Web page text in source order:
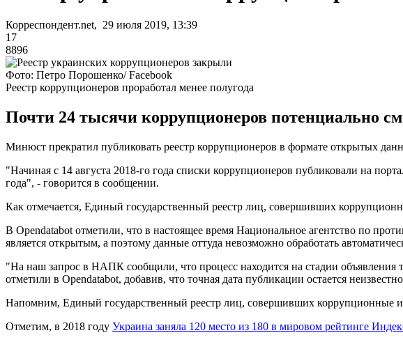
Корреспондент.net, 29 июля 2019, 13:39
17
8896
Фото: Петро Порошенко/ Facebook
Реестр коррупционеров проработал менее полугода
Почти 24 тысячи коррупционеров потенциально
Минюст прекратил публиковать реестр коррупционеров в формате открытых
"Начиная с 14 августа 2018-го года списки коррупционеров публиковали на
года", - говорится в сообщении.
Как отмечается, Единый государственный реестр лиц, совершивших
В Opendatabot отметили, что в настоящее время Национальное агентство по
является открытым, а поэтому данные оттуда невозможно обработать
"На наш запрос в НАПК сообщили, что процесс находится на стадии объявления
отметили в Opendatabot, добавив, что точная дата публикации остается
Напомним, Единый государственный реестр лиц, совершивших коррупционные
Отметим, в 2018 году Украина заняла 120 место из 180 в мировом рейтинге